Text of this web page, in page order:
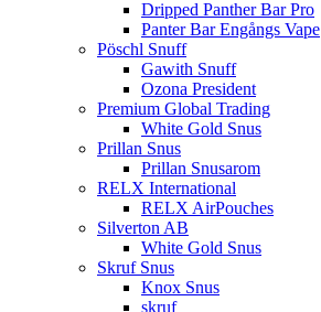
Dripped Panther Bar Pro
Panter Bar Engångs Vape
Pöschl Snuff
Gawith Snuff
Ozona President
Premium Global Trading
White Gold Snus
Prillan Snus
Prillan Snusarom
RELX International
RELX AirPouches
Silverton AB
White Gold Snus
Skruf Snus
Knox Snus
skruf